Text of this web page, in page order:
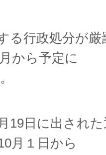
る行政処分が
から予定に
19日に出され
月１日から